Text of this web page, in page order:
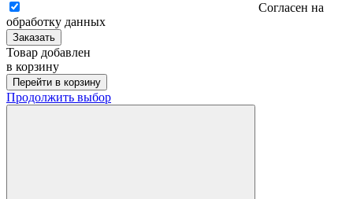
Согласен на
обработку данных
Заказать
Товар добавлен
в корзину
Перейти в корзину
Продолжить выбор